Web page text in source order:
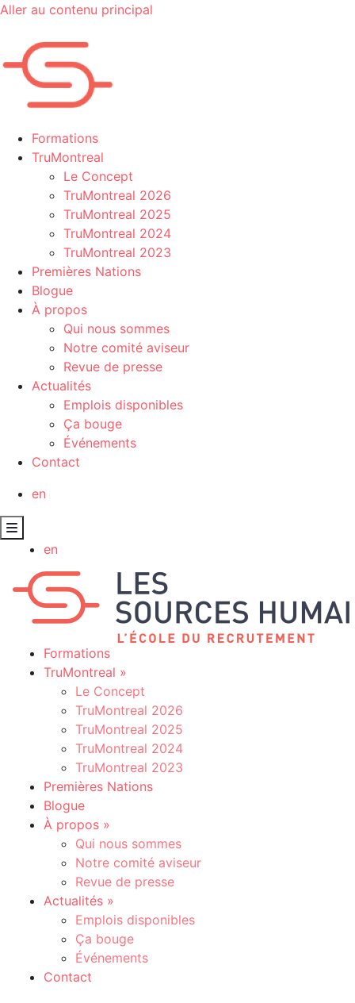
Aller au contenu principal
Formations
TruMontreal
Le Concept
TruMontreal 2026
TruMontreal 2025
TruMontreal 2024
TruMontreal 2023
Premières Nations
Blogue
À propos
Qui nous sommes
Notre comité aviseur
Revue de presse
Actualités
Emplois disponibles
Ça bouge
Événements
Contact
en
en
Formations
TruMontreal »
Le Concept
TruMontreal 2026
TruMontreal 2025
TruMontreal 2024
TruMontreal 2023
Premières Nations
Blogue
À propos »
Qui nous sommes
Notre comité aviseur
Revue de presse
Actualités »
Emplois disponibles
Ça bouge
Événements
Contact